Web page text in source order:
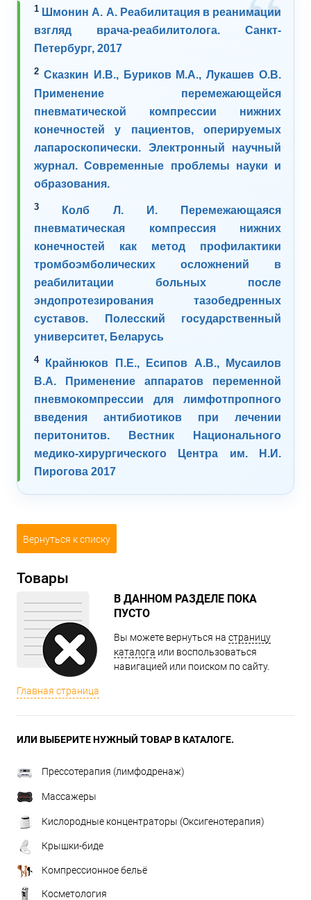
1 Шмонин А. А. Реабилитация в реанимации
взгляд врача-реабилитолога. Санкт-
Петербург, 2017
2 Сказкин И.В., Буриков М.А., Лукашев О.В.
Применение перемежающейся
пневматической компрессии нижних
конечностей у пациентов, оперируемых
лапароскопически. Электронный научный
журнал. Современные проблемы науки и
образования.
3
Колб Л. И. Перемежающаяся
пневматическая компрессия нижних
конечностей как метод профилактики
тромбоэмболических осложнений в
реабилитации больных после
эндопротезирования тазобедренных
суставов. Полесский государственный
университет, Беларусь
4
Крайнюков П.Е., Есипов А.В., Мусаилов
В.А. Применение аппаратов переменной
пневмокомпрессии для лимфотпропного
введения антибиотиков при лечении
перитонитов. Вестник Национального
медико-хирургического Центра им. Н.И.
Пирогова 2017
Вернуться к списку
Товары
В ДАННОМ РАЗДЕЛЕ ПОКА
ПУСТО
Вы можете вернуться на страницу
каталога или воспользоваться
навигацией или поиском по сайту.
Главная страница
ИЛИ ВЫБЕРИТЕ НУЖНЫЙ ТОВАР В КАТАЛОГЕ.
Прессотерапия (лимфодренаж)
Массажеры
Кислородные концентраторы (Оксигенотерапия)
Крышки-биде
Компрессионное бельё
Косметология